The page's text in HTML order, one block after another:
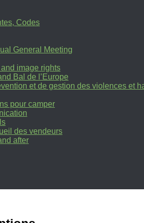
Codes
General Meeting
image rights
Bal de l’Europe
et de gestion des violences et
pour camper
des vendeurs
after